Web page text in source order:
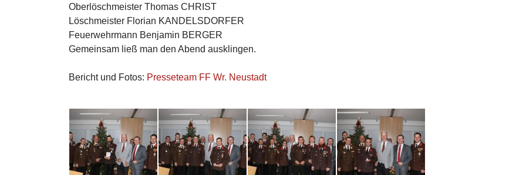
Oberlöschmeister Thomas CHRIST
Löschmeister Florian KANDELSDORFER
Feuerwehrmann Benjamin BERGER
Gemeinsam ließ man den Abend ausklingen.
Bericht und Fotos: Presseteam FF Wr. Neustadt